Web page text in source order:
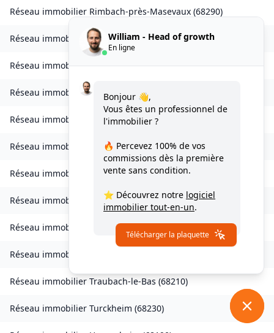
Réseau immobilier Rimbach-près-Masevaux (68290)
Réseau immobilierRorschwihr( 68590)
Réseau immobilierSeppois-le-Bas(68580)
Réseau immobilierSierentz(68510
Réseau immobilier Sondernach(68380
Réseau immobilier Soppe-le-Bas(68780)
Réseau immobilier Staffelfelden( 68850)
Réseau immobilier Storckensohn( 68470)
Réseau immobilier Tagolsheim
Réseau immobilier
Réseau immobilier Traubach-le-Bas (68210)
Réseau immobilier Turckheim (68230)
William - Head of growth
En ligne
Bonjour 👋,
Vous êtes un professionnel de
l'immobilier ?
🔥 Percevez 100% de vos
commissions dès la première
vente sans condition.
⭐ Découvrez notre logiciel
immobilier tout-en-un.
Télécharger la plaquette